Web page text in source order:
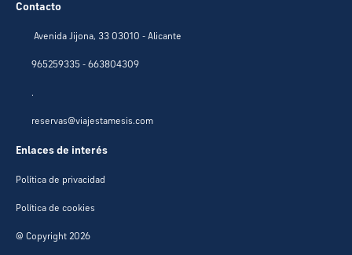
Contacto
Avenida Jijona, 33 03010 - Alicante
965259335 - 663804309
.
reservas@viajestamesis.com
Enlaces de interés
Política de privacidad
Política de cookies
@ Copyright 2026